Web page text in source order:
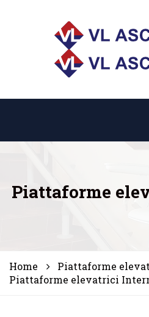
Piattaforme
Home
Piattaforme
Piattaforme elevatrici